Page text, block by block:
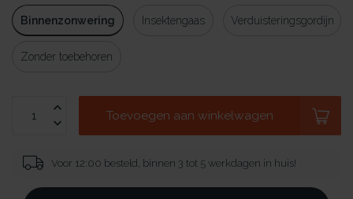
Binnenzonwering Insektengaas Verduisteringsgordijn
Zonder toebehoren
Toevoegen aan winkelwagen
Voor 12:00 besteld, binnen 3 tot 5 werkdagen in huis!